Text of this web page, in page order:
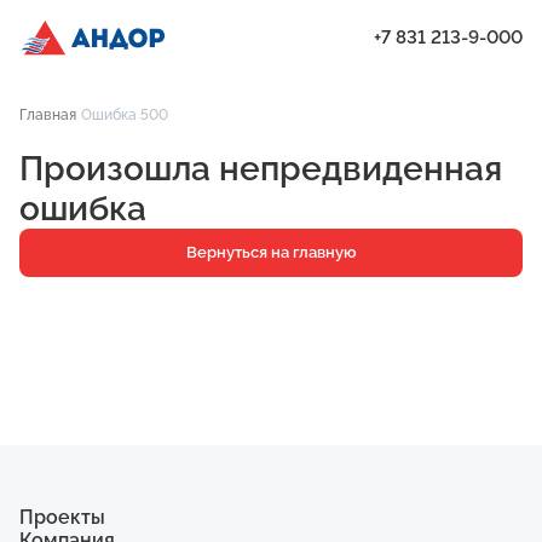
Проекты
Квартиры
Паркинг
Кладовые
+7 831 213-9-000
Главная Ошибка 500
Произошла непредвиденная
ошибка
Вернуться на главную
Проекты